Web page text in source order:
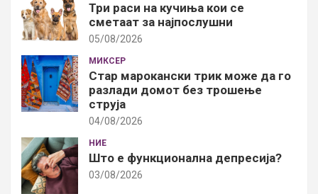
Три раси на кучиња кои се
сметаат за најпослушни
05/08/2026
МИКСЕР
Стар марокански трик може да го
разлади домот без трошење
струја
04/08/2026
НИЕ
Што е функционална депресија?
03/08/2026